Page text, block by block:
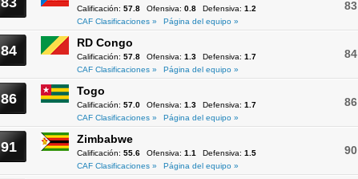
Calificación: 57.8 Ofensiva: 0.8 Defensiva: 1.2
CAF Clasificaciones »
Página del equipo »
83
84 RD Congo
Calificación: 57.8 Ofensiva: 1.3 Defensiva: 1.7
CAF Clasificaciones »
Página del equipo »
84
86 Togo
Calificación: 57.0 Ofensiva: 1.3 Defensiva: 1.7
CAF Clasificaciones »
Página del equipo »
86
91 Zimbabwe
Calificación: 55.6 Ofensiva: 1.1 Defensiva: 1.5
CAF Clasificaciones »
Página del equipo »
90